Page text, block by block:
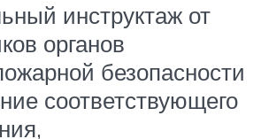
инструктаж от
органов
безопасности
соответствующего